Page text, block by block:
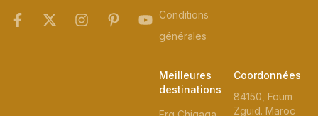
Conditions
générales
Meilleures
destinations
Coordonnées
84150, Foum
Zguid. Maroc